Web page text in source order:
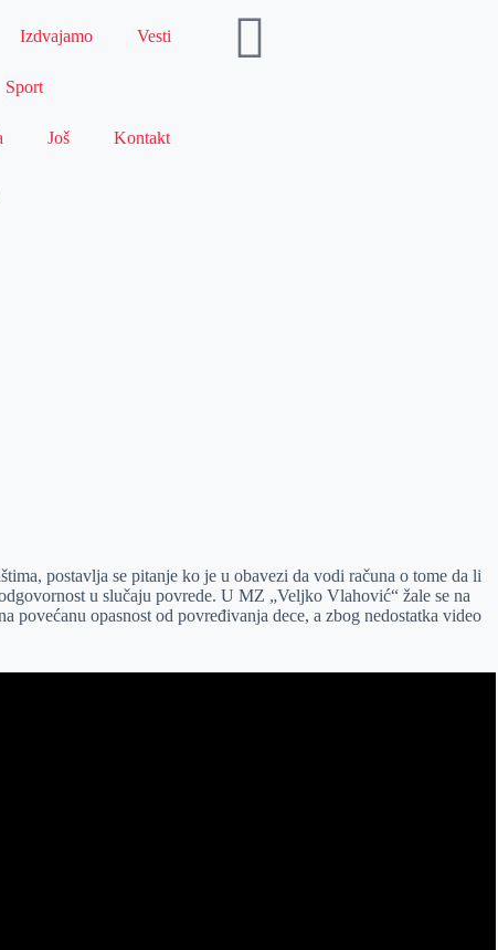
Izdvajamo Vesti
Sport
Još Kontakt
postavlja se pitanje ko je u obavezi da vodi računa o tome da li
u slučaju povrede. U MZ „Veljko Vlahović“ žale se na
povećanu opasnost od povređivanja dece, a zbog nedostatka video